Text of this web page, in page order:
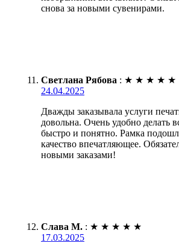
снова за новыми сувенирами.
Светлана Рябова : ★ ★ ★ ★ ★
24.04.2025
Дважды заказывала услуги
довольна. Очень удобно делать
быстро и понятно. Рамка
качество впечатляющее.
новыми заказами!
Слава М. : ★ ★ ★ ★ ★
17.03.2025